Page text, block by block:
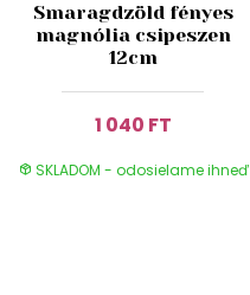
Smaragdzöld fényes
magnólia csipeszen
12cm
1 040 FT
SKLADOM - odosielame ihneď